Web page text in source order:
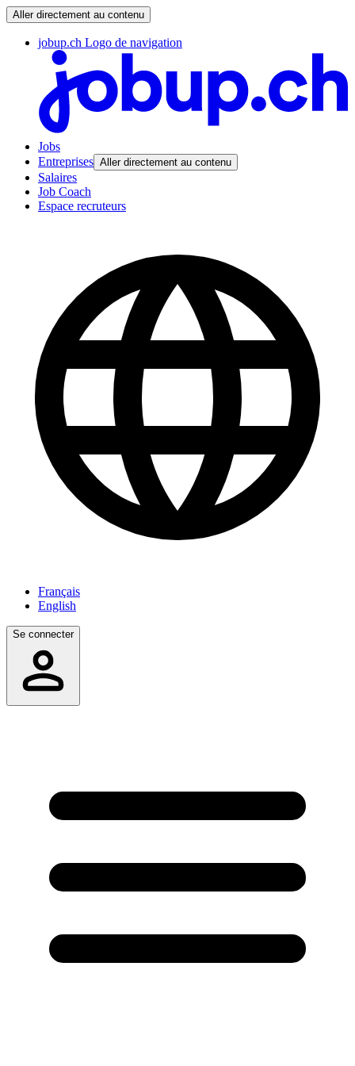
Aller directement au contenu
jobup.ch Logo de navigation
Jobs
Entreprises Aller directement au contenu
Salaires
Job Coach
Espace recruteurs
Français
English
Se connecter